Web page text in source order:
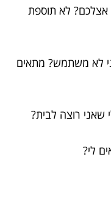
אצלכם? לא תוספת
לא משתמש? מתאים
שאני רוצה לבית?
לי?